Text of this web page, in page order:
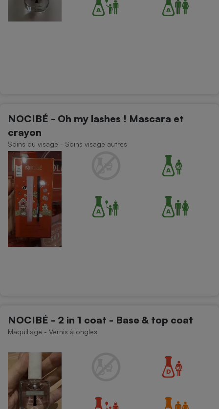
NOCIBÉ - Oh my lashes ! Mascara et
crayon
Soins du visage - Soins visage autres
NOCIBÉ - 2 in 1 coat - Base & top coat
Maquillage - Vernis à ongles